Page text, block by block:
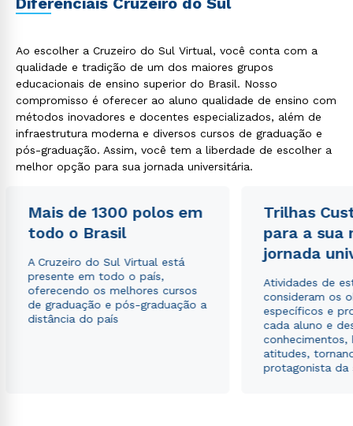
Ao escolher a Cruzeiro do Sul Virtual, você conta com a
qualidade e tradição de um dos maiores grupos
educacionais de ensino superior do Brasil. Nosso
compromisso é oferecer ao aluno qualidade de ensino com
métodos inovadores e docentes especializados, além de
infraestrutura moderna e diversos cursos de graduação e
pós-graduação. Assim, você tem a liberdade de escolher a
melhor opção para sua jornada universitária.
Mais de 1300 polos em
todo o Brasil
A Cruzeiro do Sul Virtual está
presente em todo o país,
oferecendo os melhores cursos
de graduação e pós-graduação a
distância do país
Trilhas
para a sua
jornada
Atividades de
consideram os
específicos e
cada aluno e
conhecimentos,
atitudes,
protagonista da